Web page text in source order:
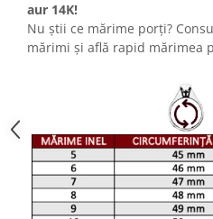
aur 14K!
Nu știi ce mărime porți?
mărimi și află rapid mărimea